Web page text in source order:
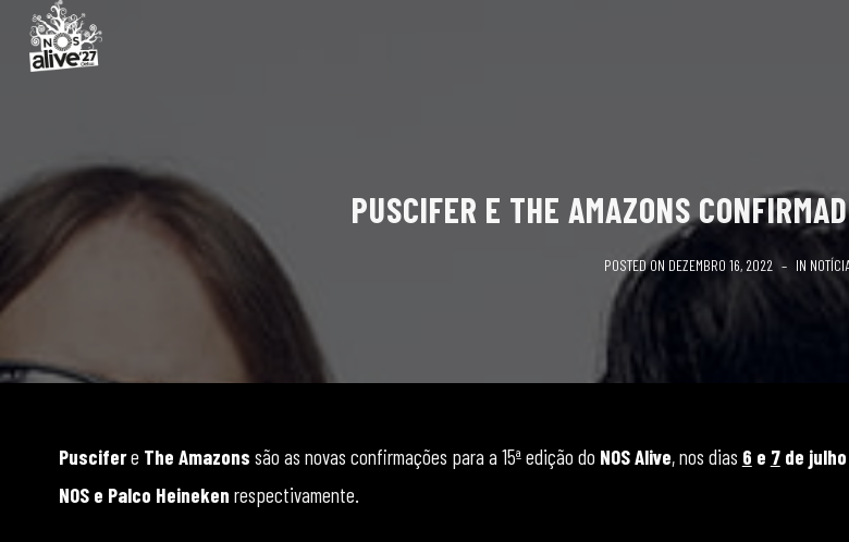
PUSCIFER E THE AMAZONS
POSTED ON DEZEMBRO 16, 2022 IN
Puscifere The Amazons são as novas confirmações para a 15ª edição do NOS Alive, nos dias 6 e 7de julho
NOS e Palco Heineken respectivamente.